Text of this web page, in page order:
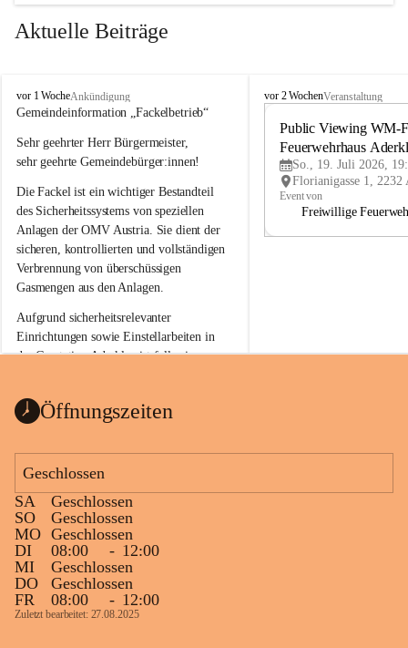
Aktuelle Beiträge
A
d
r
k
a
a
vor 1 WocheAnkündigung
Gemeindeinformation „Fackelbetrieb“
Sehr geehrter Herr Bürgermeister,
sehr geehrte Gemeindebürger:innen!
Die Fackel ist ein wichtiger Bestandteil
des Sicherheitssystems von speziellen
Anlagen der OMV Austria. Sie dient der
sicheren, kontrollierten und vollständigen
Verbrennung von überschüssigen
Gasmengen aus den Anlagen.
Aufgrund sicherheitsrelevanter
Einrichtungen sowie Einstellarbeiten in
der Gasstation Aderklaa ist fallweise
kommenden Tagen und Wochen wird
sein.
Die OMV Austria ist bemüht, für die
Bevölkerung ungewohnte, jedoch
technisch notwendige Betriebszustände so
kurz wie möglich zu halten.
Wir bitten daher die umliegende
Bevölkerung um Verständnis.
A
vor 2 WochenVeranstaltung
Public Viewing WM-
Feuerwehrhaus
So., 19. Juli 2026,
Event von
Freiwillige
Öffnungszeiten
Geschlossen
SA
Geschlossen
SO
Geschlossen
MO Geschlossen
DI
08:00 - 12:00
MI
Geschlossen
DO
Geschlossen
FR
08:00 - 12:00
Zuletzt bearbeitet: 27.08.2025